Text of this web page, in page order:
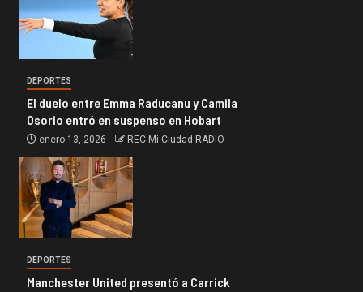
DEPORTES
El duelo entre Emma Raducanu y Camila
Osorio entró en suspenso en Hobart
enero 13, 2026 REC Mi Ciudad RADIO
DEPORTES
Manchester United presentó a Carrick